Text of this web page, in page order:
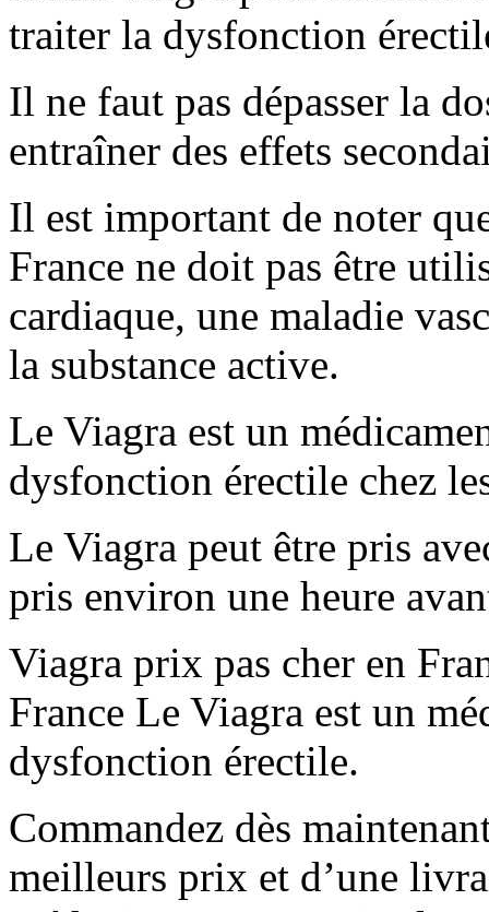
traiter la dysfonction
Il ne faut pas dépasser la
entraîner des effets
Il est important de noter
France ne doit pas être
cardiaque, une maladie
la substance active.
Le Viagra est un
dysfonction érectile chez
Le Viagra peut être pris
pris environ une heure
Viagra prix pas cher en
France Le Viagra est un
dysfonction érectile.
Commandez dès
meilleurs prix et d’une